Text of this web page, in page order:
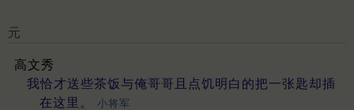
元
高文秀
我恰才送些茶饭与俺哥哥且点饥明白的把一张匙却插
在这里。
小将军